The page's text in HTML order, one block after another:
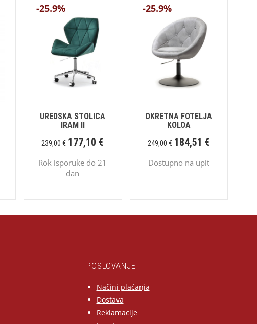
-25.9%
UREDSKA STOLICA
IRAM II
239,00€ 177,10€
Rok isporuke do 21
dan
-25.9%
OKRETNA FOTELJA
KOLOA
249,00€ 184,51 €
Dostupno na upit
POSLOVANJE
Načini plaćanja
Dostava
Reklamacije